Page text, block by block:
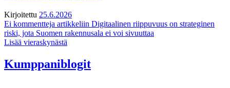
Kirjoitettu 25.6.2026
Ei kommentteja artikkeliin Digitaalinen riippuvuus on strateginen
riski, jota Suomen rakennusala ei voi sivuuttaa
Lisää vieraskynästä
Kumppaniblogit